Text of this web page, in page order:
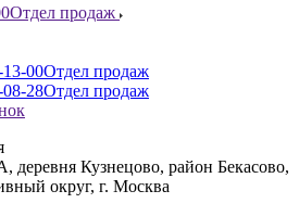
Отдел продаж
00Отдел продаж
28Отдел продаж
деревня Кузнецово, район Бекасово,
округ, г. Москва